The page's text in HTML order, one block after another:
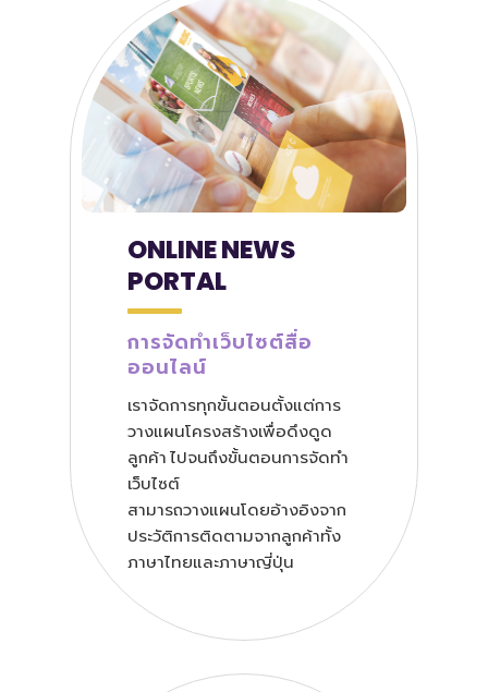
ONLINE NEWS
PORTAL
การจัดทำเว็บไซต์สื่อ
ออนไลน์
เราจัดการทุกขั้นตอนตั้งแต่การ
วางแผนโครงสร้างเพื่อดึงดูด
ลูกค้า ไปจนถึงขั้นตอนการจัดทำ
เว็บไซต์
สามารถวางแผนโดยอ้างอิงจาก
ประวัติการติดตามจากลูกค้าทั้ง
ภาษาไทยและภาษาญี่ปุ่น